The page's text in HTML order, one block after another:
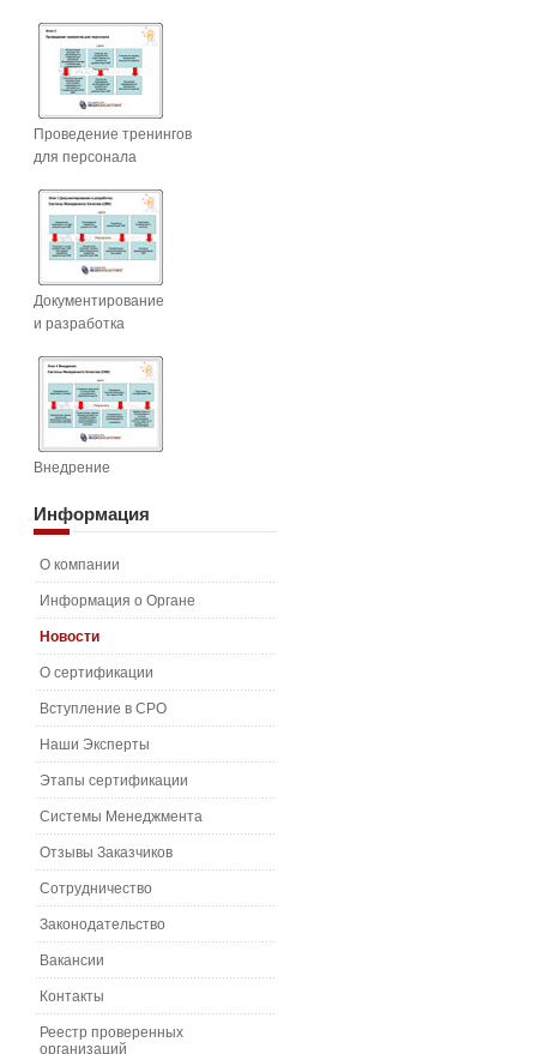
Проведение тренингов
для персонала
Документирование
и разработка
Внедрение
Информация
О компании
Информация о Органе
Новости
О сертификации
Вступление в СРО
Наши Эксперты
Этапы сертификации
Системы Менеджмента
Отзывы Заказчиков
Сотрудничество
Законодательство
Вакансии
Контакты
Реестр проверенных
организаций